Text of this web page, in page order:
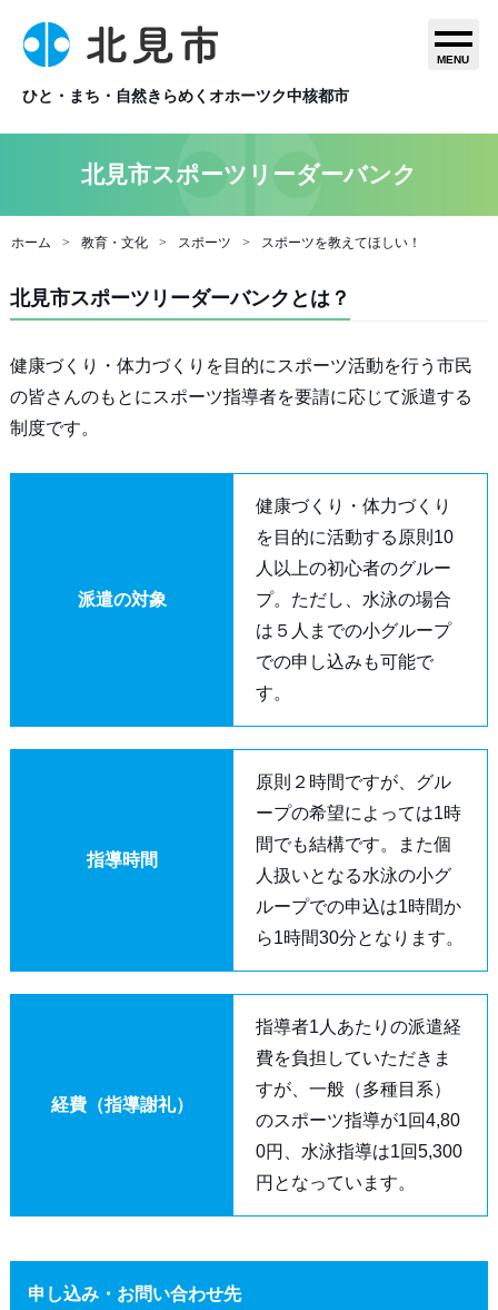
ひと・まち・自然きらめくオホーツク中核都市
MENU
北見市スポーツリーダーバンク
ホーム 教育・文化 スポーツ スポーツを教えてほしい！
北見市スポーツリーダーバンクとは？
健康づくり・体力づくりを目的にスポーツ活動を行う市民
の皆さんのもとにスポーツ指導者を要請に応じて派遣する
制度です。
派遣の対象
健康づくり・体力づくり
を目的に活動する原則10
人以上の初心者のグルー
プ。ただし、水泳の場合
は５人までの小グループ
での申し込みも可能で
す。
指導時間
原則２時間ですが、グル
ープの希望によっては1時
間でも結構です。また個
人扱いとなる水泳の小グ
ループでの申込は1時間か
ら1時間30分となります。
経費（指導謝礼）
指導者1人あたりの派遣経
費を負担していただきま
すが、一般（多種目系）
のスポーツ指導が1回4,80
0円、水泳指導は1回5,300
円となっています。
申し込み・お問い合わせ先